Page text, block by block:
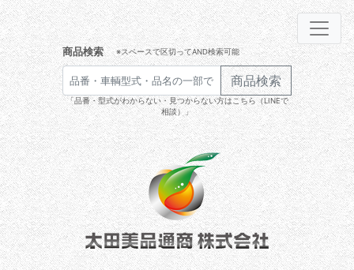
商品検索 ※スペースで区切ってAND検索可能
商品検索
「品番・型式がわからない・見つからない方はこちら（LINEで
相談）」